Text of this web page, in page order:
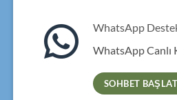
WhatsApp
WhatsApp Canlı
SOHBET